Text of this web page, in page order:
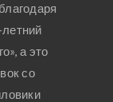
а это
со